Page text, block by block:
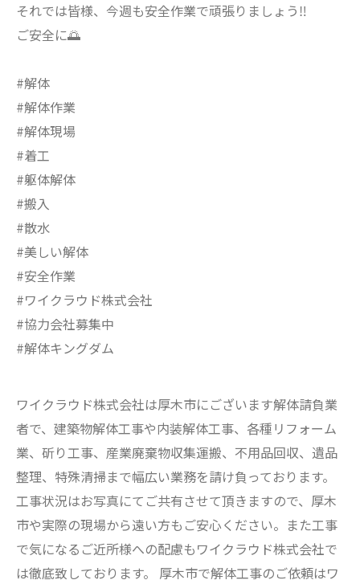
それでは皆様、今週も安全作業で頑張りましょう‼️
ご安全に🌅
#解体
#解体作業
#解体現場
#着工
#躯体解体
#搬入
#散水
#美しい解体
#安全作業
#ワイクラウド株式会社
#協力会社募集中
#解体キングダム
ワイクラウド株式会社は厚木市にございます解体請負業
者で、建築物解体工事や内装解体工事、各種リフォーム
業、斫り工事、産業廃棄物収集運搬、不用品回収、遺品
整理、特殊清掃まで幅広い業務を請け負っております。
工事状況はお写真にてご共有させて頂きますので、厚木
市や実際の現場から遠い方もご安心ください。また工事
で気になるご近所様への配慮もワイクラウド株式会社で
は徹底致しております。 厚木市で解体工事のご依頼はワ